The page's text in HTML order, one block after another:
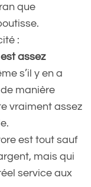
que
:
assez
s’il y en a
manière
vraiment assez
est tout sauf
mais qui
service aux